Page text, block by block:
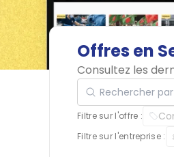
Offres en
Consultez les
Rechercher par
Filtre sur l'offre :
Filtre sur l'entreprise :